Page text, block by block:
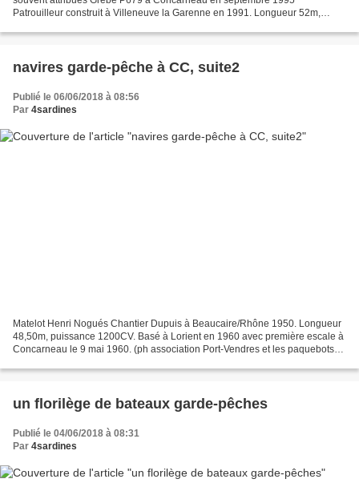
Patrouilleur construit à Villeneuve la Garenne en 1991. Longueur 52m,
navires garde-pêche à CC, suite2
Publié le 06/06/2018 à 08:56
Par 4sardines
Matelot Henri Nogués Chantier Dupuis à Beaucaire/Rhône 1950. Longueur
48,50m, puissance 1200CV. Basé à Lorient en 1960 avec première escale à
Concarneau le 9 mai 1960. (ph association Port-Vendres et les paquebots).
un florilège de bateaux garde-pêches
Publié le 04/06/2018 à 08:31
Par 4sardines